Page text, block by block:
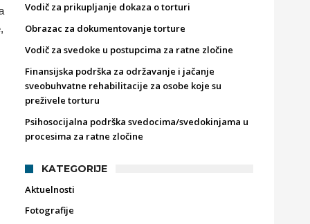
Vodič za prikupljanje dokaza o torturi
Obrazac za dokumentovanje torture
Vodič za svedoke u postupcima za ratne zločine
Finansijska podrška za održavanje i jačanje
sveobuhvatne rehabilitacije za osobe koje su
preživele torturu
Psihosocijalna podrška svedocima/svedokinjama u
procesima za ratne zločine
KATEGORIJE
Aktuelnosti
Fotografije